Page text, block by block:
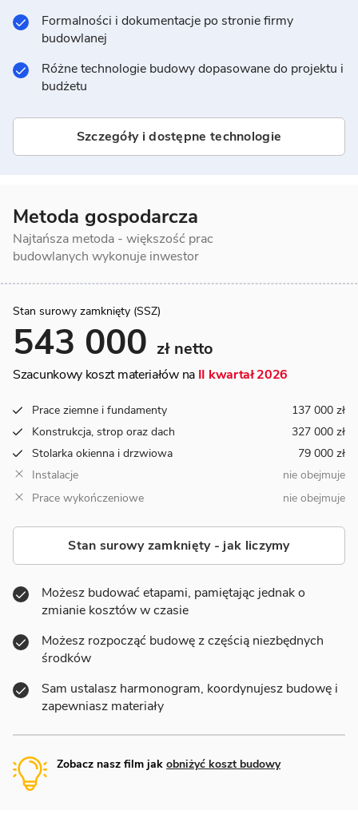
Metoda gospodarcza
Najtańsza metoda - większość prac
budowlanych wykonuje inwestor
Stan surowy zamknięty (SSZ)
543 000 zł netto
Szacunkowy koszt materiałów na II kwartał 2026
Prace ziemne i fundamenty
137 000 zł
Konstrukcja, strop oraz dach
327 000 zł
Stolarka okienna i drzwiowa
79 000 zł
Instalacje
nie obejmuje
Prace wykończeniowe
nie obejmuje
Stan surowy zamknięty - jak liczymy
Możesz budować etapami, pamiętając jednak o
zmianie kosztów w czasie
Możesz rozpocząć budowę z częścią niezbędnych
środków
Sam ustalasz harmonogram, koordynujesz budowę i
zapewniasz materiały
Zobacz nasz film jak obniżyć koszt budowy
Formalności i dokumentacje po stronie firmy
budowlanej
Różne technologie budowy dopasowane do projektu i
budżetu
Szczegóły i dostępne technologie